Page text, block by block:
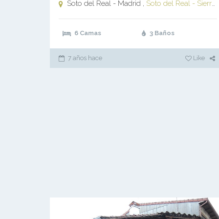
Soto del Real - Madrid , Soto del Real - Sierra Madrid
6 Camas 3 Baños
7 años hace Like